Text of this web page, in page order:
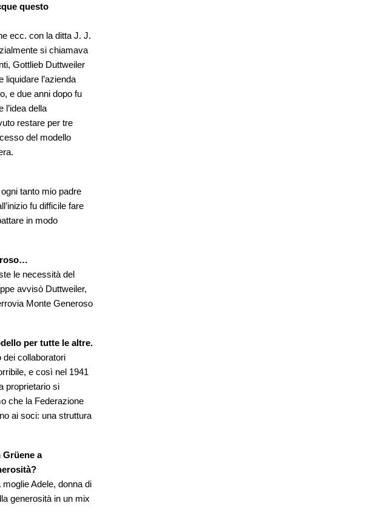
questo
ecc. con la ditta J. J.
si chiamava
Gottlieb Duttweiler
l’azienda
e due anni dopo fu
l’idea della
restare per tre
del modello
tanto mio padre
fu difficile fare
in modo
le necessità del
avvisò Duttweiler,
Monte Generoso
per tutte le altre.
dei collaboratori
e così nel 1941
proprietario si
che la Federazione
ai soci: una struttura
a
Adele, donna di
generosità in un mix